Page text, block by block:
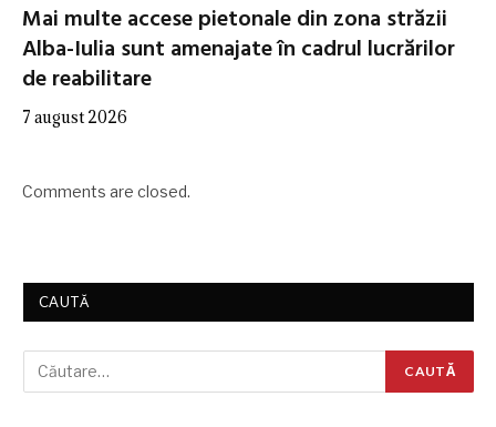
Mai multe accese pietonale din zona străzii
Alba-Iulia sunt amenajate în cadrul lucrărilor
de reabilitare
7 august 2026
Comments are closed.
CAUTĂ